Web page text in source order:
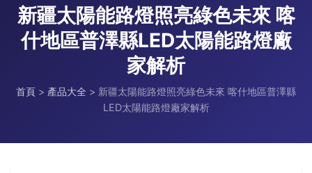
新疆太陽能路燈照亮綠色未來 喀
什地區普澤縣LED太陽能路燈廠
家解析
首頁 > 產品大全 > 新疆太陽能路燈照亮綠色未來 喀什地區普澤縣
LED太陽能路燈廠家解析